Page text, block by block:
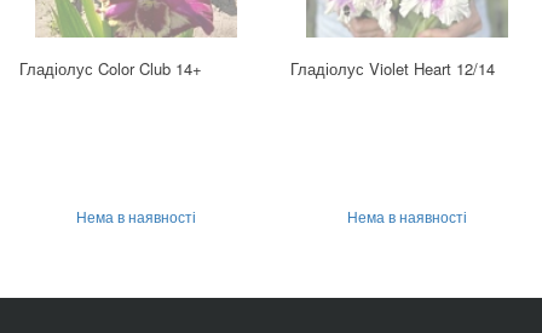
Гладіолус Color Club 14+
Нема в наявності
Гладіолус Violet Heart 12/14
Нема в наявності